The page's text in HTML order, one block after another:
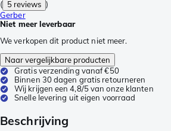
( 5 reviews )
Gerber
Niet meer leverbaar
We verkopen dit product niet meer.
Naar vergelijkbare producten
Gratis verzending vanaf €50
Binnen 30 dagen gratis retourneren
Wij krijgen een 4,8/5 van onze klanten
Snelle levering uit eigen voorraad
Beschrijving